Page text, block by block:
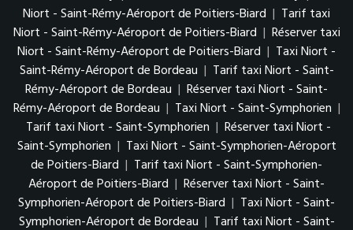
Niort - Saint-Rémy-Aéroport de Poitiers-Biard | Tarif taxi
Niort - Saint-Rémy-Aéroport de Poitiers-Biard | Réserver taxi
Niort - Saint-Rémy-Aéroport de Poitiers-Biard | Taxi Niort -
Saint-Rémy-Aéroport de Bordeau | Tarif taxi Niort - Saint-
Rémy-Aéroport de Bordeau | Réserver taxi Niort - Saint-
Rémy-Aéroport de Bordeau | Taxi Niort - Saint-Symphorien |
Tarif taxi Niort - Saint-Symphorien | Réserver taxi Niort -
Saint-Symphorien | Taxi Niort - Saint-Symphorien-Aéroport
de Poitiers-Biard | Tarif taxi Niort - Saint-Symphorien-
Aéroport de Poitiers-Biard | Réserver taxi Niort - Saint-
Symphorien-Aéroport de Poitiers-Biard | Taxi Niort - Saint-
Symphorien-Aéroport de Bordeau | Tarif taxi Niort - Saint-